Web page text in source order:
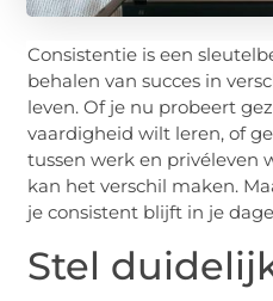
Consistentie is een
behalen van succes in
leven. Of je nu probeert
vaardigheid wilt leren, of
tussen werk en privéleven
kan het verschil maken.
je consistent blijft in je
Stel